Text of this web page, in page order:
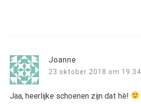
Joanne
23 oktober 2018 om 19:34
Jaa, heerlijke schoenen zijn dat hè!